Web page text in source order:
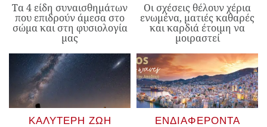
Τα 4 είδη συναισθημάτων
που επιδρούν άμεσα στο
σώμα και στη φυσιολογία
μας
Οι σχέσεις θέλουν χέρια
ενωμένα, ματιές καθαρές
και καρδιά έτοιμη να
μοιραστεί
ΚΑΛΎΤΕΡΗ ΖΩΉ ΕΝΔΙΑΦΈΡΟΝΤΑ